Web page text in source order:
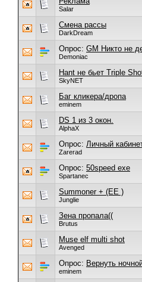
Salar
Смена рассы
DarkDream
Опрос: GM Никто не
Demoniac
Hant не бьет Triple
SkyNET
Баг кликера/дропа
eminem
DS 1 из 3 окон.
AlphaX
Опрос: Личный
Zarerad
Опрос: 50speed exe
Spartanec
Summoner + (EE )
Junglie
Зена пропала((
Brutus
Muse elf multi shot
Avenged
Опрос: Вернуть
eminem